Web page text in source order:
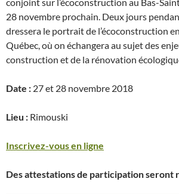
conjoint sur l’écoconstruction au Bas-
28 novembre prochain. Deux jours
dressera le portrait de l’écoconstruction
Québec, où on échangera au sujet des
construction et de la rénovation
Date : 27 et 28 novembre 2018
Lieu : Rimouski
Inscrivez-vous en ligne
Des attestations de participation seront